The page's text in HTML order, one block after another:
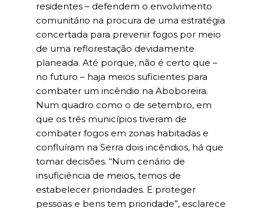
residentes – defendem o envolvimento
comunitário na procura de uma estratégia
concertada para prevenir fogos por meio
de uma reflorestação devidamente
planeada. Até porque, não é certo que –
no futuro – haja meios suficientes para
combater um incêndio na Aboboreira.
Num quadro como o de setembro, em
que os três municípios tiveram de
combater fogos em zonas habitadas e
confluíram na Serra dois incêndios, há que
tomar decisões. “Num cenário de
insuficiência de meios, temos de
estabelecer prioridades. E proteger
pessoas e bens tem prioridade”, esclarece